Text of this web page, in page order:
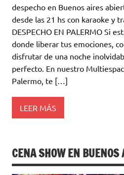
despecho en Buenos aires
desde las 21 hs con karaoke y
DESPECHO EN PALERMO Si
donde liberar tus emociones,
disfrutar de una noche
perfecto. En nuestro
Palermo, te […]
LEER MÁS
CENA SHOW EN BUENOS